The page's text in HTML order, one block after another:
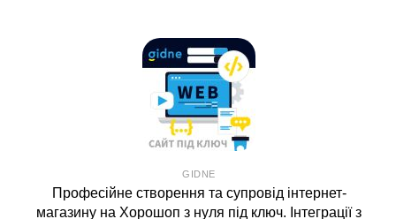
GIDNE
Професійне створення та супровід інтернет-
магазину на Хорошоп з нуля під ключ. Інтеграції з